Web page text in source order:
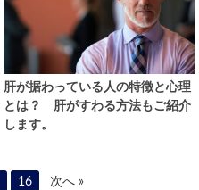
肝が据わっている人の特徴と心理
とは？ 肝がすわる方法もご紹介
します。
16 次へ »